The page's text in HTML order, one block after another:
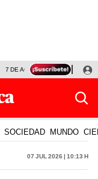
7 DE AGOSTO OLLANTA
SOCIEDAD MUNDO
07 Jul 2026 | 10:13 h